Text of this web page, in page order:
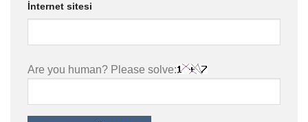
İnternet sitesi
Are you human? Please solve: